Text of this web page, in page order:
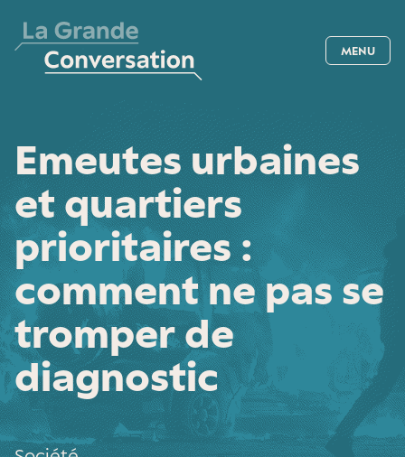
MENU
Emeutes urbaines
et quartiers
prioritaires :
comment ne pas se
tromper de
diagnostic